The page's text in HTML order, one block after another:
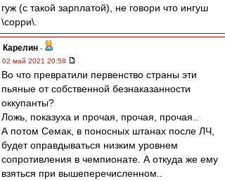
гуж (с такой зарплатой), не говори что ингуш
\сорри\.
Карелин -
02 май 2021 20:58
Во что превратили первенство страны эти
пьяные от собственной безнаказанности
оккупанты?
Ложь, показуха и прочая, прочая, прочая..
А потом Семак, в поносных штанах после ЛЧ,
будет оправдываться низким уровнем
сопротивления в чемпионате. А откуда же ему
взяться при вышеперечисленном..